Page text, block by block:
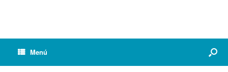
Menú